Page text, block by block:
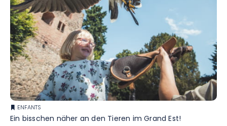
ENFANTS
Ein bisschen näher an den Tieren im Grand Est!